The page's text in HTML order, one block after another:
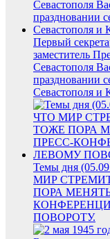
Первый
заместитель
Севастополя
праздновании
Севастополя и
Темы дня
МИР
ПОРА
ПОВОРОТУ.